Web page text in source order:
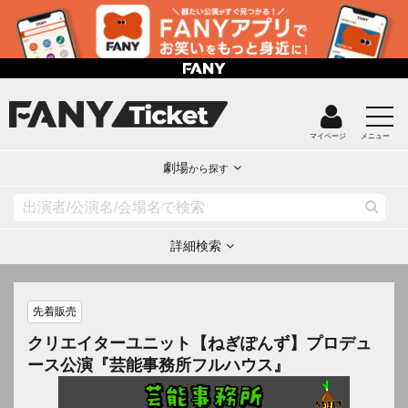
マイページ メニュー
劇場から探す
詳細検索
先着販売
クリエイターユニット【ねぎぽんず】プロデュ
ース公演『芸能事務所フルハウス』